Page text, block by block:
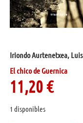
Iriondo Aurtenetxea, Luis
El chico de Guernica
11,20€
1 disponibles